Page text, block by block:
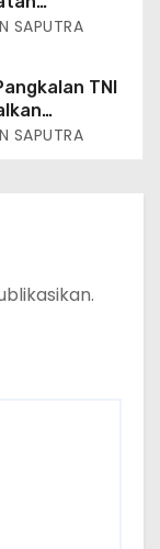
SAPUTRA
TNI
Liter
SAPUTRA